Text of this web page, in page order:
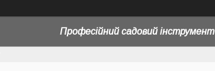
Професійний садовий інструмент